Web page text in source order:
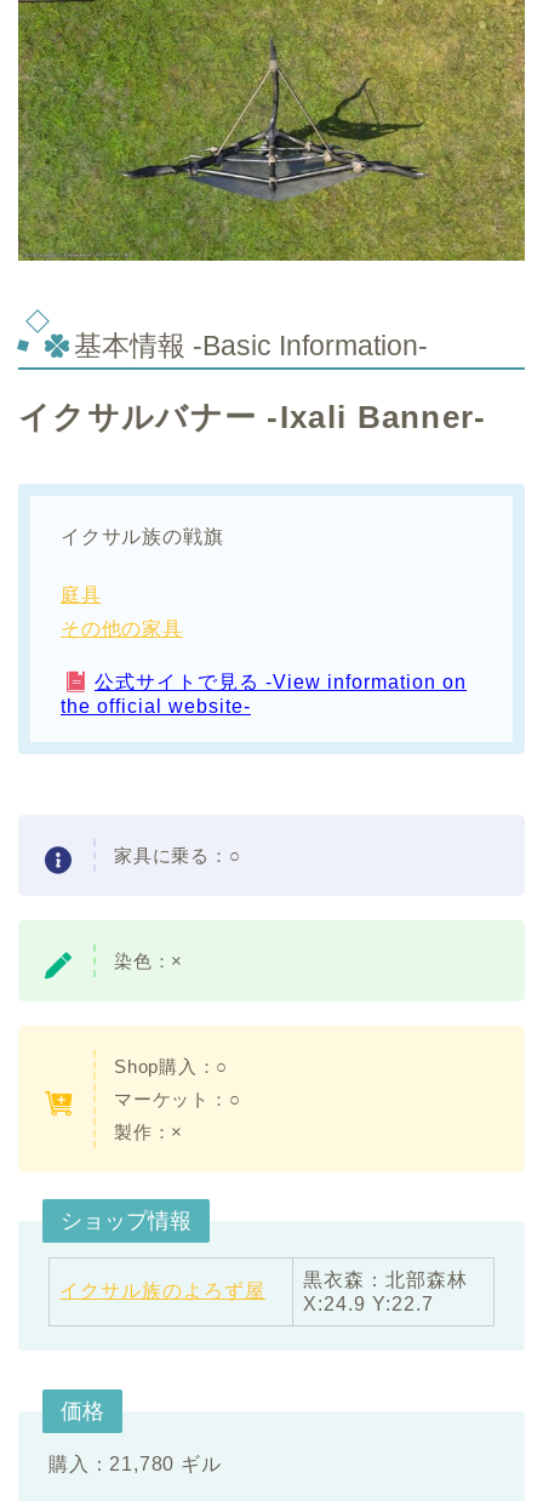
基本情報 -Basic Information-
イクサルバナー -Ixali Banner-
イクサル族の戦旗
庭具
その他の家具
公式サイトで見る -View information on
the official website-
家具に乗る：○
染色：×
Shop購入：○
マーケット：○
製作：×
ショップ情報
イクサル族のよろず屋
黒衣森：北部森林
X:24.9 Y:22.7
価格
購入：21,780 ギル